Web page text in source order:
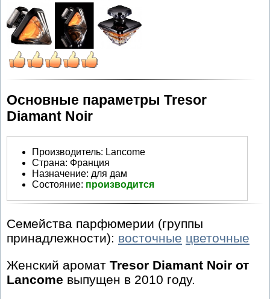
Основные параметры Tresor
Diamant Noir
Производитель: Lancome
Страна: Франция
Назначение: для дам
Состояние: производится
Семейства парфюмерии (группы
принадлежности): восточные цветочные
Женский аромат Tresor Diamant Noir от
Lancome выпущен в 2010 году.